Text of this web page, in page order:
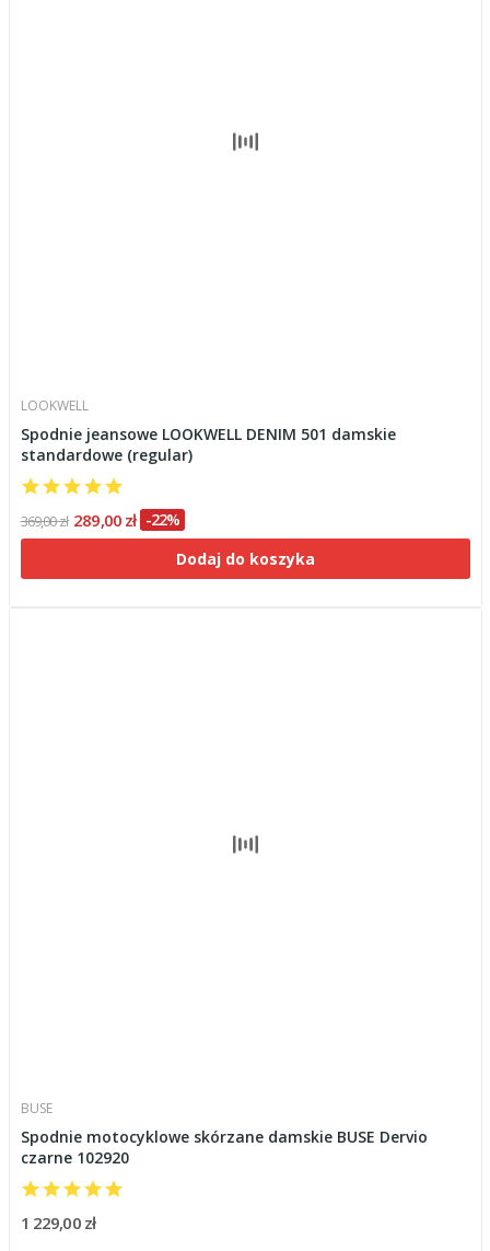
LOOKWELL
Spodnie jeansowe LOOKWELL DENIM 501 damskie
standardowe (regular)
369,00 zł 289,00 zł -22%
Dodaj do koszyka
BUSE
Spodnie motocyklowe skórzane damskie BUSE Dervio
czarne 102920
1 229,00 zł